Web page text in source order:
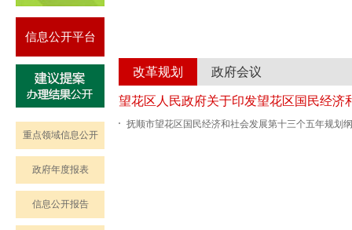
信息公开平台
重点领域信息公开
政府年度报表
信息公开报告
改革规划 政府会议
抚顺市望花区国民经济和社会发展第十三个五年规划